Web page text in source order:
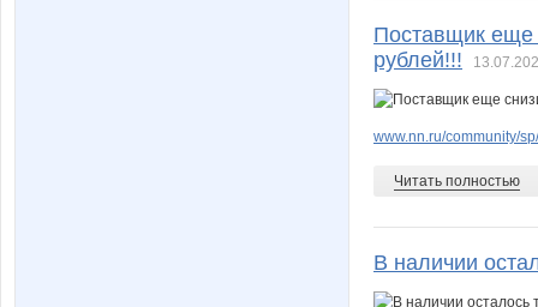
Поставщик еще
рублей!!!
www.nn.ru/community/
Читать полностью
В наличии